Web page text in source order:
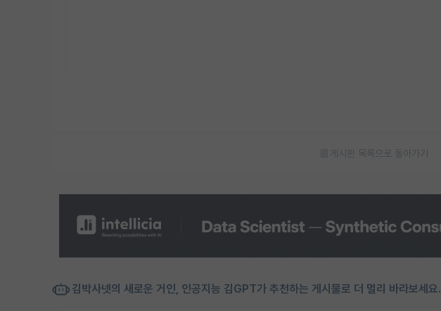
게시판 목록으로 돌아가기
김박사넷의 새로운 거인, 인공지능 김GPT가 추천하는 게시물로 더 멀리 바라보세요.